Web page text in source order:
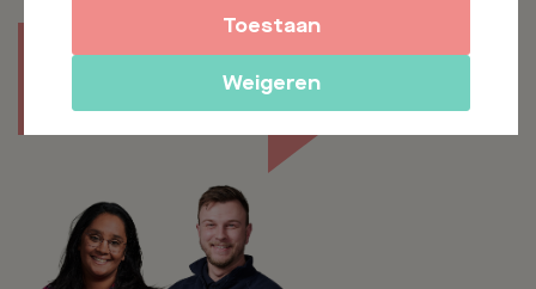
Weigeren
Toestaan
Altijd de juiste hulpmiddelen op het juiste
moment en op de juiste plek.